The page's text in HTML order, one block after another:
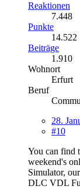
Reaktionen
7.448
Punkte
14.522
Beiträge
1.910
Wohnort
Erfurt
Beruf
28.
#10
You can find
weekend's
Simulator,
DLC VDL